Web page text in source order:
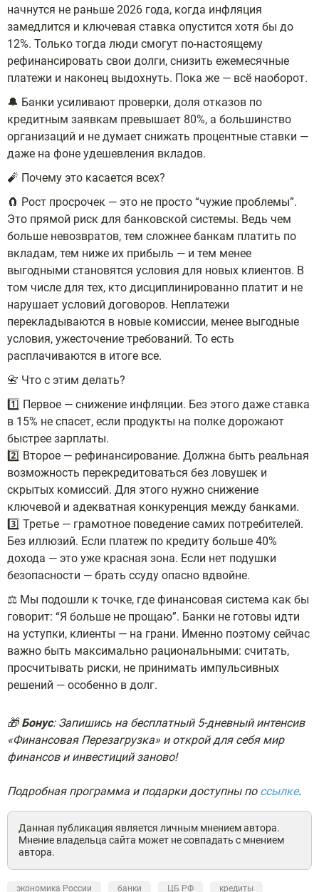
начнутся не раньше 2026 года, когда инфляция
замедлится и ключевая ставка опустится хотя бы до
12%. Только тогда люди смогут по-настоящему
рефинансировать свои долги, снизить ежемесячные
платежи и наконец выдохнуть. Пока же — всё наоборот.
🔔 Банки усиливают проверки, доля отказов по
кредитным заявкам превышает 80%, а большинство
организаций и не думает снижать процентные ставки —
даже на фоне удешевления вкладов.
🧨 Почему это касается всех?
🧲 Рост просрочек — это не просто “чужие проблемы”.
Это прямой риск для банковской системы. Ведь чем
больше невозвратов, тем сложнее банкам платить по
вкладам, тем ниже их прибыль — и тем менее
выгодными становятся условия для новых клиентов. В
том числе для тех, кто дисциплинированно платит и не
нарушает условий договоров. Неплатежи
перекладываются в новые комиссии, менее выгодные
условия, ужесточение требований. То есть
расплачиваются в итоге все.
📇 Что с этим делать?
1️⃣ Первое — снижение инфляции. Без этого даже ставка
в 15% не спасет, если продукты на полке дорожают
быстрее зарплаты.
2️⃣ Второе — рефинансирование. Должна быть реальная
возможность перекредитоваться без ловушек и
скрытых комиссий. Для этого нужно снижение
ключевой и адекватная конкуренция между банками.
3️⃣ Третье — грамотное поведение самих потребителей.
Без иллюзий. Если платеж по кредиту больше 40%
дохода — это уже красная зона. Если нет подушки
безопасности — брать ссуду опасно вдвойне.
⚖️ Мы подошли к точке, где финансовая система как бы
говорит: “Я больше не прощаю”. Банки не готовы идти
на уступки, клиенты — на грани. Именно поэтому сейчас
важно быть максимально рациональными: считать,
просчитывать риски, не принимать импульсивных
решений — особенно в долг.
🎁Бонус: Запишись на бесплатный 5-дневный интенсив
«Финансовая Перезагрузка» и открой для себя мир
финансов и инвестиций заново!
Подробная программа и подарки доступны по ссылке.
Данная публикация является личным мнением автора.
Мнение владельца сайта может не совпадать с мнением
автора.
экономика России банки ЦБ РФ кредиты